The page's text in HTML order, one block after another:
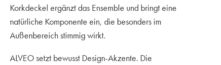
Korkdeckel ergänzt das Ensemble und bringt eine
natürliche Komponente ein, die besonders im
Außenbereich stimmig wirkt.
ALVEO setzt bewusst Design-Akzente. Die